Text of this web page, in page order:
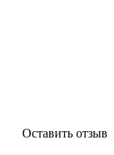
Оставить отзыв